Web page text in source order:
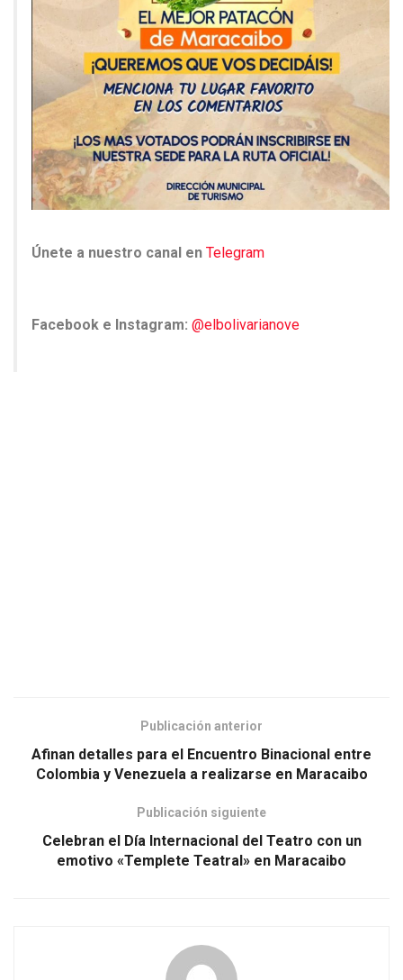
Únete a nuestro canal en Telegram
Facebook e Instagram: @elbolivarianove
Publicación anterior
Afinan detalles para el Encuentro Binacional entre
Colombia y Venezuela a realizarse en Maracaibo
Publicación siguiente
Celebran el Día Internacional del Teatro con un
emotivo «Templete Teatral» en Maracaibo